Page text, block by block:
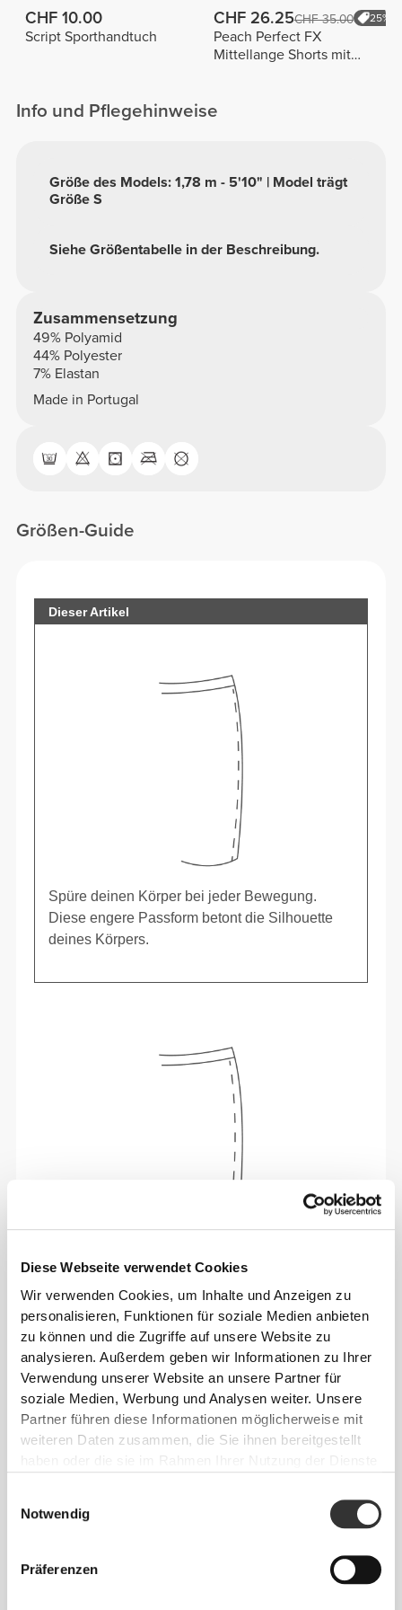
Diese Webseite verwendet Cookies
Wir verwenden Cookies, um Inhalte und Anzeigen zu
personalisieren, Funktionen für soziale Medien anbieten
zu können und die Zugriffe auf unsere Website zu
analysieren. Außerdem geben wir Informationen zu Ihrer
Verwendung unserer Website an unsere Partner für
soziale Medien, Werbung und Analysen weiter. Unsere
Partner führen diese Informationen möglicherweise mit
weiteren Daten zusammen, die Sie ihnen bereitgestellt
Notwendig
Präferenzen
CHF 10.00
Script Sporthandtuch
CHF 26.25CHF 35.00 25%
Peach Perfect FX
Mittellange Shorts mit
Info und Pflegehinweise
Siehe Größentabelle in der Beschreibung.
Größe des Models: 1,78 m - 5'10" | Model trägt
Größe S
Zusammensetzung
49% Polyamid
44% Polyester
7% Elastan
Made in Portugal
Größen-Guide
Dieser Artikel
Spüre deinen Körper bei jeder Bewegung.
Diese engere Passform betont die Silhouette
deines Körpers.
Sich jeden Tag bequem und frei bewegen zu
können, das ist die Devise.